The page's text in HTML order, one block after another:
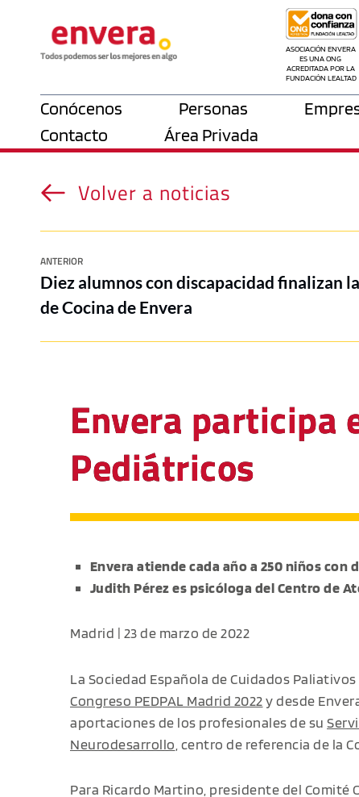
ASOCIACIÓN ENVERA
ES UNA ONG
ACREDITADA POR LA
FUNDACIÓN LEALTAD
Conócenos Personas
Contacto
Área Privada
Volver a noticias
ANTERIOR
Diez alumnos con discapacidad finalizan
de Cocina de Envera
Envera participa
Pediátricos
Envera atiende cada año a 250 niños con
Judith Pérez es psicóloga del Centro de
Madrid | 23 de marzo de 2022
La Sociedad Española de Cuidados
Congreso PEDPAL Madrid 2022y desde
aportaciones de los profesionales de su
Neurodesarrollo , centro de referencia de la
Para Ricardo Martino, presidente del Comité